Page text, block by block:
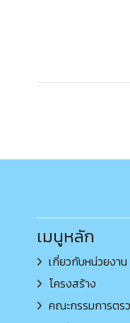
เมนูหลัก
เกี่ยวกับหน่วยงาน
โครงสร้าง
คณะกรรมการตร